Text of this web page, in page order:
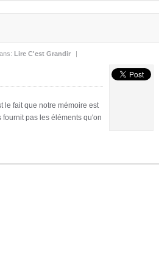
Lire C'est Grandir |
le fait que notre mémoire est
pas les éléments qu'on